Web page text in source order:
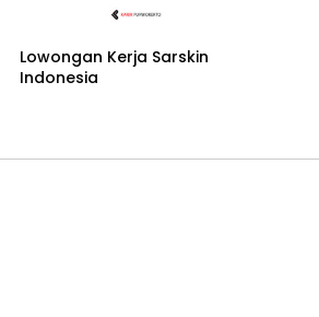
Lowongan Kerja Sarskin
Indonesia